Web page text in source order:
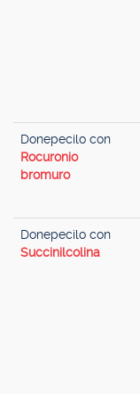
Donepecilo con
Rocuronio
bromuro
Donepecilo con
Succinilcolina